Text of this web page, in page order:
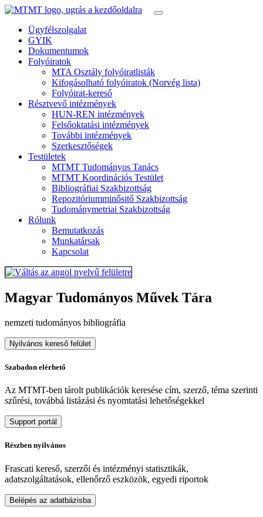
Ügyfélszolgalat
GYIK
Dokumentumok
Folyóiratok
MTA Osztály folyóiratlisták
Kifogásolható folyóiratok (Norvég lista)
Folyóirat-kereső
Résztvevő intézmények
HUN-REN intézmények
Felsőoktatási intézmények
További intézmények
Szerkesztőségek
Testületek
MTMT Tudományos Tanács
MTMT Koordinációs Testület
Bibliográfiai Szakbizottság
Repozitóriumminősitő Szakbizottság
Tudománymetriai Szakbizottság
Rólunk
Bemutatkozás
Munkatársak
Kapcsolat
Magyar Tudományos Művek Tára
nemzeti tudományos bibliográfia
Nyilvános kereső felület
Szabadon elérhető
Az MTMT-ben tárolt publikációk keresése cím, szerző, téma szerinti
szűrési, továbbá listázási és nyomtatási lehetőségekkel
Support portál
Részben nyilvános
Frascati kereső, szerzői és intézményi statisztikák,
adatszolgáltatások, ellenőrző eszközök, egyedi riportok
Belépés az adatbázisba